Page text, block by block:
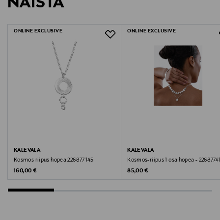
LUE TARKEMMAT PALAUTUSOHJEET
ONLINE EXCLUSIVE
KALEVALA
Kosmos riipus hopea 226877145
Original Price
160,00 €
ONLINE EXCLUSIVE
KALEVALA
Kosmos-riipus 1 osa hopea -
Original Price
85,00 €